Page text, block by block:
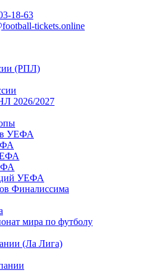
18-63
tickets.online
(РПЛ)
2026/2027
УЕФА
УЕФА
Финалиссима
мира по футболу
(Ла Лига)